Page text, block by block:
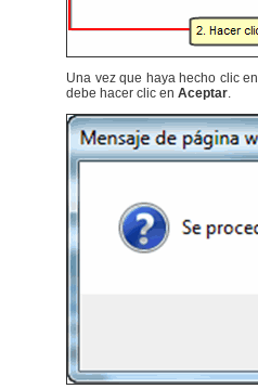
Una vez que haya hecho clic en
debe hacer clic en Aceptar.